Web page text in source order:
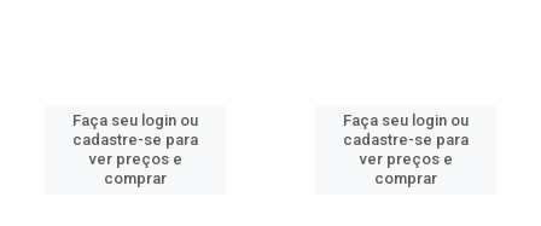
Faça seu login ou
cadastre-se para
ver preços e
comprar
Faça seu login ou
cadastre-se para
ver preços e
comprar